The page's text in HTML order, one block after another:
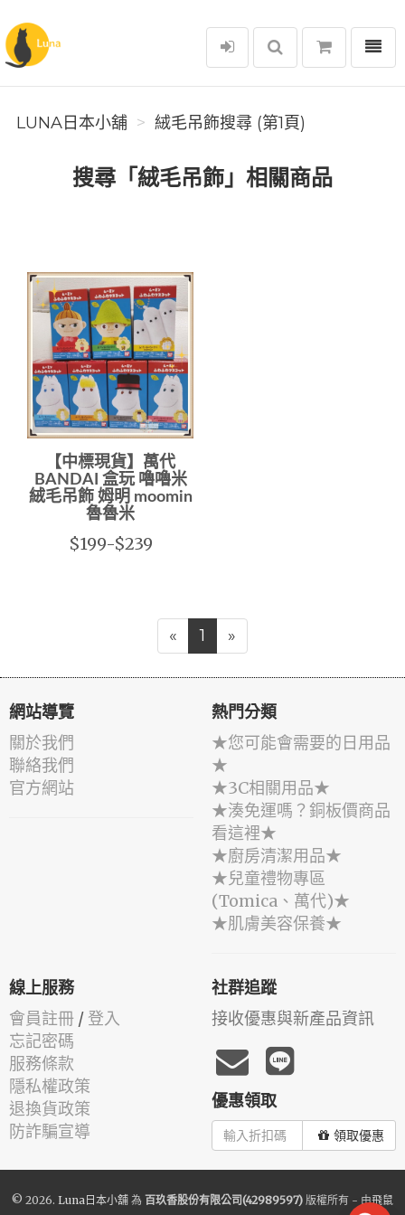
Luna日本小舖
選單
LUNA日本小舖 絨毛吊飾搜尋 (第1頁)
搜尋「絨毛吊飾」相關商品
【中標現貨】萬代
BANDAI 盒玩 嚕嚕米
絨毛吊飾 姆明 moomin
魯魯米
$199-$239
« 1 »
網站導覽
關於我們
聯絡我們
官方網站
熱門分類
★您可能會需要的日用品
★
★3C相關用品★
★湊免運嗎？銅板價商品
看這裡★
★廚房清潔用品★
★兒童禮物專區
(Tomica、萬代)★
★肌膚美容保養★
線上服務
會員註冊 / 登入
忘記密碼
服務條款
隱私權政策
退換貨政策
防詐騙宣導
社群追蹤
接收優惠與新產品資訊
優惠領取
領取優惠
© 2026. Luna日本小舖 為 百玖香股份有限公司(42989597) 版權所有 - 由飛鼠